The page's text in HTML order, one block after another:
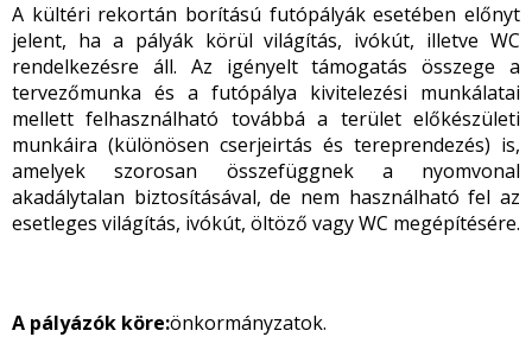
A kültéri rekortán borítású futópályák esetében előnyt
jelent, ha a pályák körül világítás, ivókút, illetve WC
rendelkezésre áll. Az igényelt támogatás összege a
tervezőmunka és a futópálya kivitelezési munkálatai
mellett felhasználható továbbá a terület előkészületi
munkáira (különösen cserjeirtás és tereprendezés) is,
amelyek szorosan összefüggnek a nyomvonal
akadálytalan biztosításával, de nem használható fel az
esetleges világítás, ivókút, öltöző vagy WC megépítésére.
A pályázók köre:önkormányzatok.